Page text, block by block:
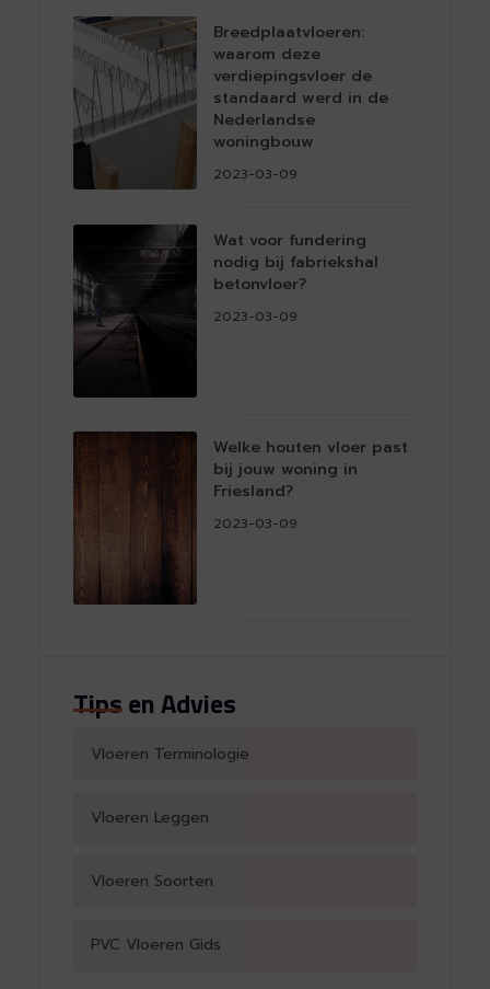
Breedplaatvloeren:
waarom deze
verdiepingsvloer de
standaard werd in de
Nederlandse
woningbouw
2023-03-09
Wat voor fundering
nodig bij fabriekshal
betonvloer?
2023-03-09
Welke houten vloer past
bij jouw woning in
Friesland?
2023-03-09
Tips en Advies
Vloeren Terminologie
Vloeren Leggen
Vloeren Soorten
PVC Vloeren Gids